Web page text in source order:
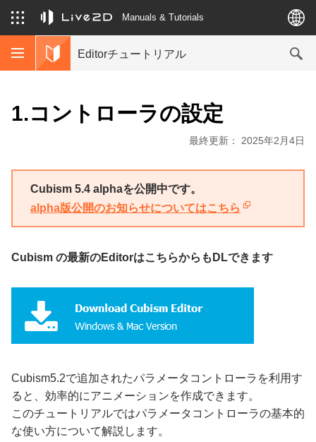
Manuals & Tutorials
Editorチュートリアル
1.コントローラの設定
最終更新： 2025年2月4日
Cubism 5.4 alphaを公開中です。
alpha版公開のお知らせについてはこちら
Cubism の最新のEditorはこちらからもDLできます
Cubism5.2で追加されたパラメータコントローラを利用す
ると、効率的にアニメーションを作成できます。
このチュートリアルではパラメータコントローラの基本的
な使い方について解説します。